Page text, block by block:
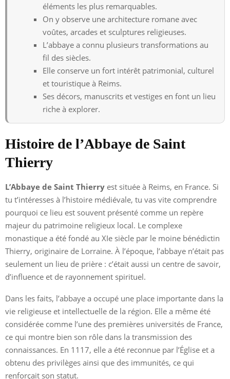
éléments les plus remarquables.
On y observe une architecture romane avec
voûtes, arcades et sculptures religieuses.
L’abbaye a connu plusieurs transformations au
fil des siècles.
Elle conserve un fort intérêt patrimonial, culturel
et touristique à Reims.
Ses décors, manuscrits et vestiges en font un lieu
riche à explorer.
Histoire de l’Abbaye de Saint
Thierry
L’Abbaye de Saint Thierry est située à Reims, en France. Si
tu t’intéresses à l’histoire médiévale, tu vas vite comprendre
pourquoi ce lieu est souvent présenté comme un repère
majeur du patrimoine religieux local. Le complexe
monastique a été fondé au XIe siècle par le moine bénédictin
Thierry, originaire de Lorraine. À l’époque, l’abbaye n’était pas
seulement un lieu de prière : c’était aussi un centre de savoir,
d’influence et de rayonnement spirituel.
Dans les faits, l’abbaye a occupé une place importante dans la
vie religieuse et intellectuelle de la région. Elle a même été
considérée comme l’une des premières universités de France,
ce qui montre bien son rôle dans la transmission des
connaissances. En 1117, elle a été reconnue par l’Église et a
obtenu des privilèges ainsi que des immunités, ce qui
renforçait son statut.